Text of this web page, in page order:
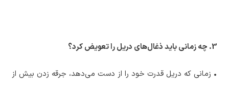
3. چه زمانی باید ذغال‌های دریل را تعویض کرد؟
‏• زمانی که دریل قدرت خود را از دست می‌دهد، جرقه زدن بیش از